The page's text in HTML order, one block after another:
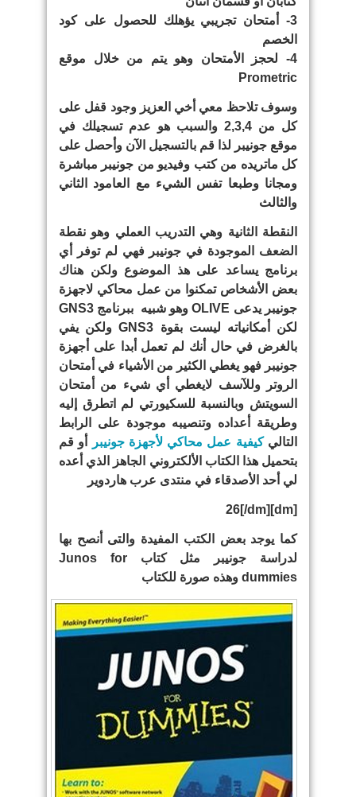
3- أمتحان تجريبي يؤهلك للحصول على كود
الخصم
4- لحجز الأمتحان وهو يتم من خلال موقع
Prometric
وسوف تلاحظ معي أخي العزيز وجود قفل على
كل من 2,3,4 والسبب هو عدم تسجيلك في
موقع جونيبر لذا قم بالتسجيل الآن وأحصل على
كل ماتريده من كتب وفيديو من جونيبر مباشرة
ومجانا وطبعا تفس الشيء مع العامود الثاني
والثالث
النقطة الثانية وهي التدريب العملي وهو نقطة
الضعف الموجودة في جونيبر فهي لم توفر أي
برنامج يساعد على هذ الموضوع ولكن هناك
بعض الأشخاص تمكنوا من عمل محاكي لاجهزة
جونيبر يدعى OLIVE وهو شبيه ببرنامج GNS3
لكن أمكانياته ليست بقوة GNS3 ولكن يفي
بالغرض في حال أنك لم تعمل أبدا على أجهزة
جونيبر فهو يغطي الكثير من الأشياء في أمتحان
الروتر وللآسف لايغطي أي شيء من أمتحان
السويتش وبالنسبة للسكيورتي لم اتطرق إليه
وطريقة أعداده وتنصيبه موجودة على الرابط
التاليكيفية عمل محاكي لأجهزة جونيبر
أو قم
بتحميل هذا الكتاب الألكتروني الجاهز الذي أعده
لي أحد الأصدقاء في منتدى عرب هاردوير
[dm]26[/dm]
كما يوجد بعض الكتب المفيدة والتى أنصح بها
لدراسة جونيبر مثل كتاب Junos for
dummies وهذه صورة للكتاب